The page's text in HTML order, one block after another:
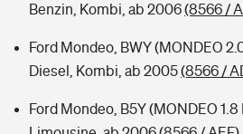
Benzin, Kombi, ab 2006(8566 /
Ford Mondeo, BWY (MONDEO
Diesel, Kombi, ab 2005(8566 /
Ford Mondeo, B5Y (MONDEO 1.8